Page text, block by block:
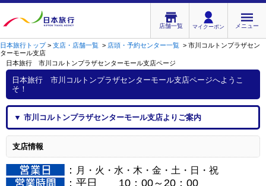
店舗一覧 マイクーポン メニュー
日本旅行トップ> 支店・店舗一覧 > 店頭・予約センター一覧 > 市川コルトンプラザセン
ターモール支店
日本旅行 市川コルトンプラザセンターモール支店ページ
日本旅行 市川コルトンプラザセンターモール支店ページへようこ
そ！
▼ 市川コルトンプラザセンターモール支店よりご案内
支店情報
： 月・火・水・木・金・土・日・祝
：平日 10：00～20：00